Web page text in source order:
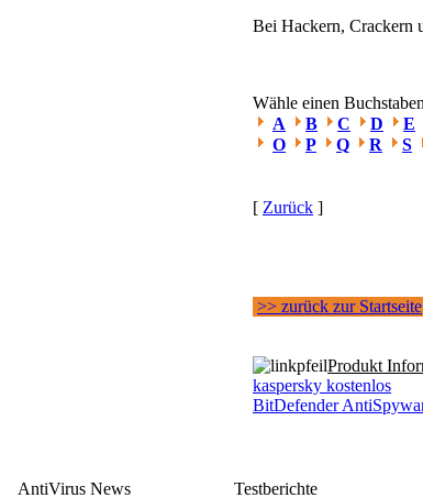
Bei Hackern, Crackern
Wähle einen
A
B C D E
O
P Q R S
[ Zurück ]
>> zurück zur Startseite
Produkt
kaspersky kostenlos
BitDefender
AntiVirus News Testberichte